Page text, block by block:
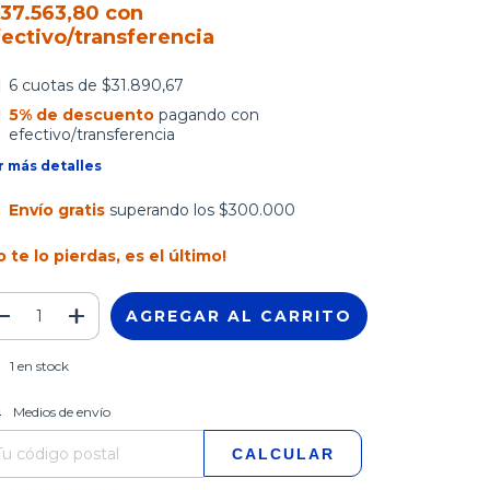
con
transferencia
6 cuotas de $31.890,67
5% de descuentopagando con
efectivo/transferencia
más detalles
Envío gratis superando los $300.000
te lo pierdas, es el último!
1 en stock
para el CP:
Medios de envío
CALCULAR